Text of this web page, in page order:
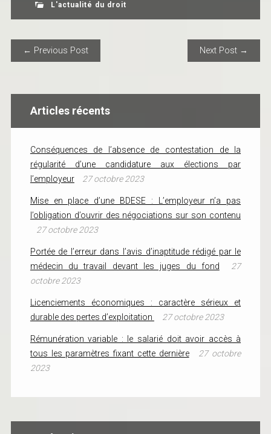
L'actualité du droit
POST NAVIGATION
← Previous Post Next Post →
Articles récents
Conséquences de l’absence de contestation de la
régularité d’une candidature aux élections par
l’employeur
27 octobre 2023
Mise en place d’une BDESE : L’employeur n’a pas
l’obligation d’ouvrir des négociations sur son contenu
27 octobre 2023
Portée de l’erreur dans l’avis d’inaptitude rédigé par le
médecin du travail devant les juges du fond
27
octobre 2023
Licenciements économiques : caractère sérieux et
durable des pertes d’exploitation
27 octobre 2023
Rémunération variable : le salarié doit avoir accès à
tous les paramètres fixant cette dernière
27 octobre
2023